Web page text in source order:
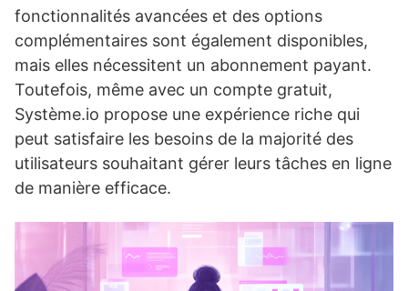
fonctionnalités avancées et des options
complémentaires sont également disponibles,
mais elles nécessitent un abonnement payant.
Toutefois, même avec un compte gratuit,
Système.io propose une expérience riche qui
peut satisfaire les besoins de la majorité des
utilisateurs souhaitant gérer leurs tâches en ligne
de manière efficace.